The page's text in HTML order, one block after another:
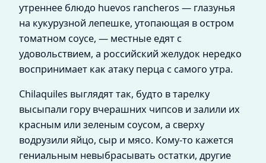
утреннее блюдо huevos rancheros — глазунья
на кукурузной лепешке, утопающая в остром
томатном соусе, — местные едят с
удовольствием, а российский желудок нередко
воспринимает как атаку перца с самого утра.
Chilaquiles выглядят так, будто в тарелку
высыпали гору вчерашних чипсов и залили их
красным или зеленым соусом, а сверху
водрузили яйцо, сыр и мясо. Кому-то кажется
гениальным невыбрасывать остатки, другие